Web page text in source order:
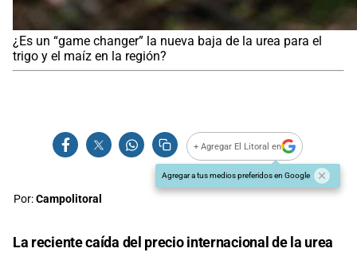
¿Es un “game changer” la nueva baja de la urea para el
trigo y el maíz en la región?
+ Agregar El Litoral en
Agregar a tus medios preferidos en Google
Por:Campolitoral
La reciente caída del precio internacional de la urea